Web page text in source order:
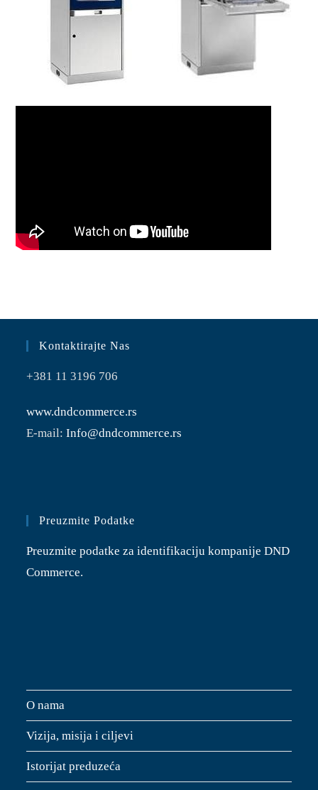
Kontaktirajte Nas
+381 11 3196 706
www.dndcommerce.rs
E-mail:Info@dndcommerce.rs
Preuzmite Podatke
Preuzmite podatke za identifikaciju kompanije DND
Commerce.
O nama
Vizija, misija i ciljevi
Istorijat preduzeća